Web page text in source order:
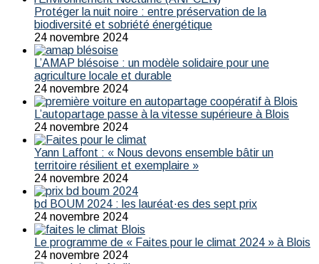
Protéger la nuit noire : entre préservation de la
biodiversité et sobriété énergétique
24 novembre 2024
L’AMAP blésoise : un modèle solidaire pour une
agriculture locale et durable
24 novembre 2024
L’autopartage passe à la vitesse supérieure à Blois
24 novembre 2024
Yann Laffont : « Nous devons ensemble bâtir un
territoire résilient et exemplaire »
24 novembre 2024
bd BOUM 2024 : les lauréat·es des sept prix
24 novembre 2024
Le programme de « Faites pour le climat 2024 » à Blois
24 novembre 2024